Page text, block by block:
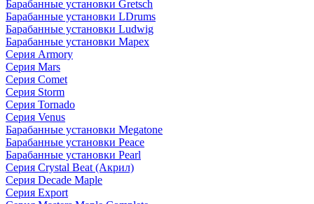
Барабанные установки Gretsch
Барабанные установки LDrums
Барабанные установки Ludwig
Барабанные установки Mapex
Серия Armory
Серия Mars
Серия Comet
Серия Storm
Серия Tornado
Серия Venus
Барабанные установки Megatone
Барабанные установки Peace
Барабанные установки Pearl
Серия Crystal Beat (Акрил)
Серия Decade Maple
Серия Export